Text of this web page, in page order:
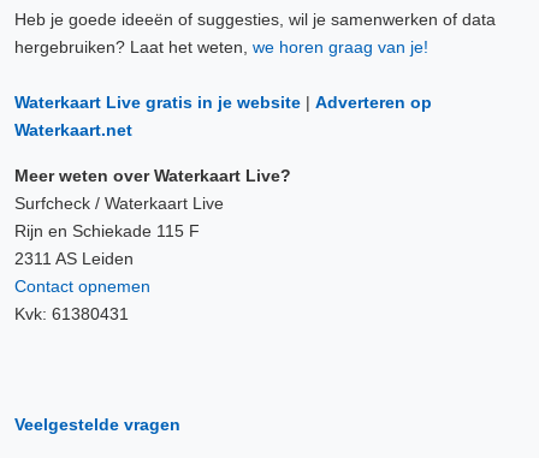
Heb je goede ideeën of suggesties, wil je samenwerken of data
hergebruiken? Laat het weten, we horen graag van je!
Waterkaart Live gratis in je website | Adverteren op
Waterkaart.net
Meer weten over Waterkaart Live?
Surfcheck / Waterkaart Live
Rijn en Schiekade 115 F
2311 AS Leiden
Contact opnemen
Kvk: 61380431
Veelgestelde vragen